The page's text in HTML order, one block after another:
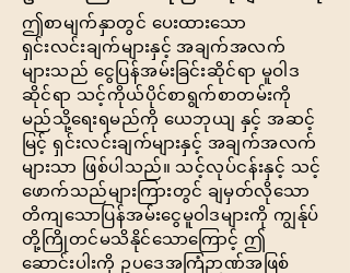
ဤစာမျက်နှာတွင် ပေးထားသော
ရှင်းလင်းချက်များနှင့် အချက်အလက်
များသည် ငွေပြန်အမ်းခြင်းဆိုင်ရာ မူဝါဒ
ဆိုင်ရာ သင့်ကိုယ်ပိုင်စာရွက်စာတမ်းကို
မည်သို့ရေးရမည်ကို ယေဘုယျ နှင့် အဆင့်
မြင့် ရှင်းလင်းချက်များနှင့် အချက်အလက်
များသာ ဖြစ်ပါသည်။ သင့်လုပ်ငန်းနှင့် သင့်
ဖောက်သည်များကြားတွင် ချမှတ်လိုသော
တိကျသောပြန်အမ်းငွေမူဝါဒများကို ကျွန်ုပ်
တို့ကြိုတင်မသိနိုင်သောကြောင့် ဤ
ဆောင်းပါးကို ဥပဒေအကြံဉာဏ်အဖြစ်